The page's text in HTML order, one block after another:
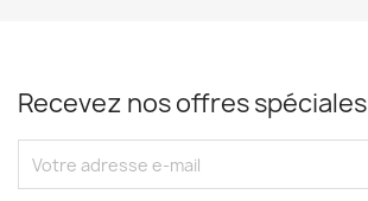
Recevez nos offres spéciales